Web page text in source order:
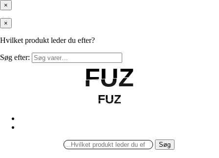
×
×
Hvilket produkt leder du efter?
Søg efter:
FUZ
FUZ
FUZ
FUZ
Søg